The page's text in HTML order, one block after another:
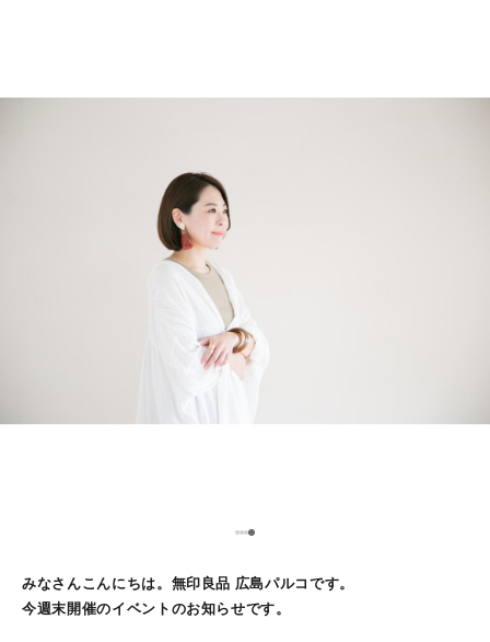
123
みなさんこんにちは。無印良品 広島パルコです。
今週末開催のイベントのお知らせです。